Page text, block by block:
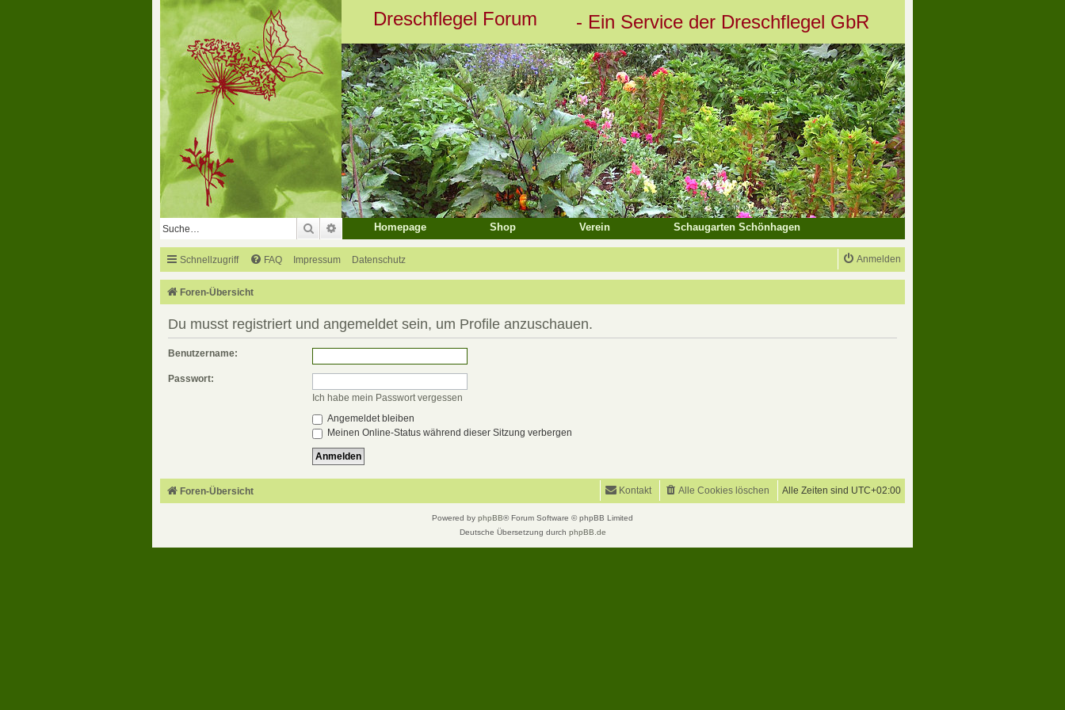
Dreschflegel Forum - Ein Service der Dreschflegel GbR
Suche Erweiterte Suche
Homepage Shop Verein Schaugarten Schönhagen
Schnellzugriff FAQ Impressum Datenschutz Anmelden
Foren-Übersicht
Du musst registriert und angemeldet sein, um Profile anzuschauen.
Benutzername:
Passwort:
Ich habe mein Passwort vergessen
Angemeldet bleiben
Meinen Online-Status während dieser Sitzung verbergen
Foren-Übersicht Alle Zeiten sind UTC+02:00
Alle Cookies löschen
Kontakt
Powered by phpBB® Forum Software © phpBB Limited
Deutsche Übersetzung durch phpBB.de